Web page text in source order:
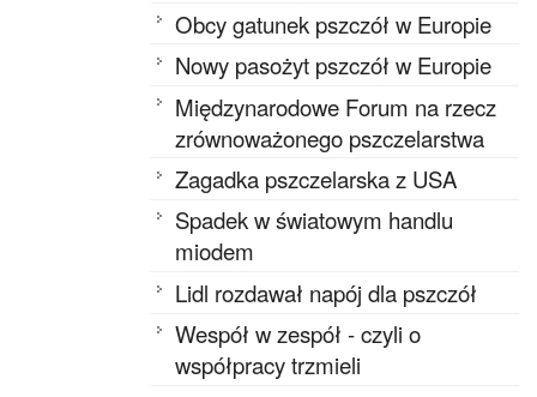
Obcy gatunek pszczół w Europie
Nowy pasożyt pszczół w Europie
Międzynarodowe Forum na rzecz
zrównoważonego pszczelarstwa
Zagadka pszczelarska z USA
Spadek w światowym handlu
miodem
Lidl rozdawał napój dla pszczół
Wespół w zespół - czyli o
współpracy trzmieli